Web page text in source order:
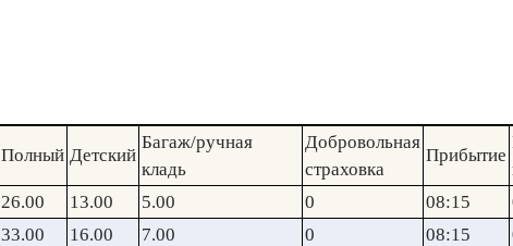
Полный Детский
Багаж/ручная
кладь
Добровольная
страховка
Прибытие
26.00 13.00 5.00 0 08:15
33.00 16.00 7.00 0 08:15